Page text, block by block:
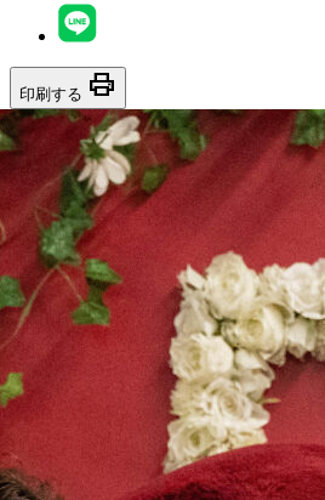
印刷する print